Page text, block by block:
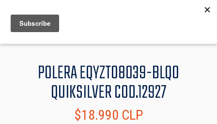
MENU
POLERA EQYZT08039-BLQ0
QUIKSILVER COD.12927
$18.990 CLP